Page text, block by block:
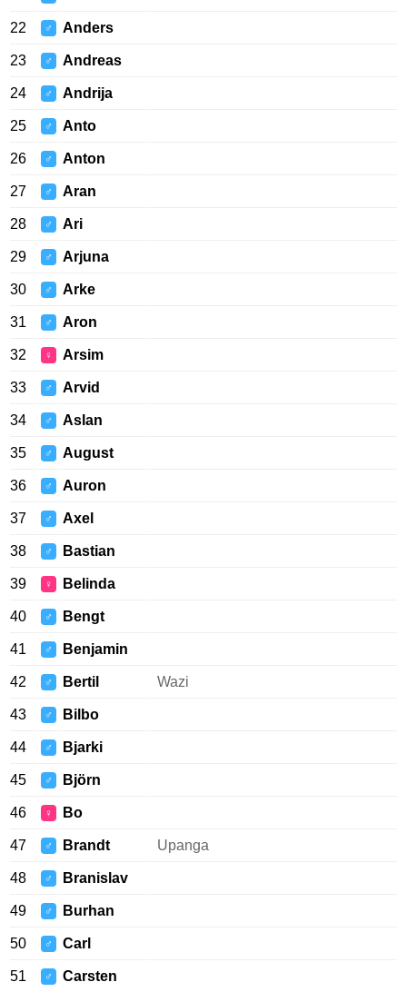
22 ♂ Anders
23 ♂ Andreas
24 ♂ Andrija
25 ♂ Anto
26 ♂ Anton
27 ♂ Aran
28 ♂ Ari
29 ♂ Arjuna
30 ♂ Arke
31 ♂ Aron
32 ♀ Arsim
33 ♂ Arvid
34 ♂ Aslan
35 ♂ August
36 ♂ Auron
37 ♂ Axel
38 ♂ Bastian
39 ♀ Belinda
40 ♂ Bengt
41 ♂ Benjamin
42 ♂ Bertil Wazi
43 ♂ Bilbo
44 ♂ Bjarki
45 ♂ Björn
46 ♀ Bo
47 ♂ Brandt Upanga
48 ♂ Branislav
49 ♂ Burhan
50 ♂ Carl
51 ♂ Carsten